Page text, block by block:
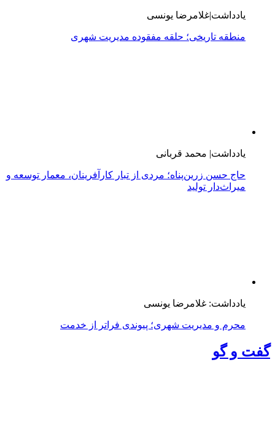
یادداشت|غلامرضا یونسی
منطقه تاریخی؛ حلقه مفقوده مدیریت شهری
یادداشت| محمد قربانی
حاج حسن زرین‌پناه؛ مردی از تبار کارآفرینان، معمار توسعه و
میراث‌دار تولید
یادداشت: غلامرضا یونسی
محرم و مدیریت شهری؛ پیوندی فراتر از خدمت
گفت و گو